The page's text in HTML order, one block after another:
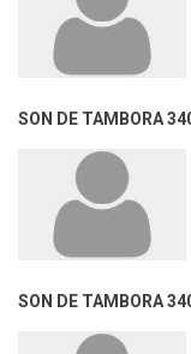
SON DE TAMBORA
SON DE TAMBORA